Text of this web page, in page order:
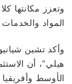
وتعزز مكانتها
المواد
وأكد تشين
هيلي”، أن
الأوسط